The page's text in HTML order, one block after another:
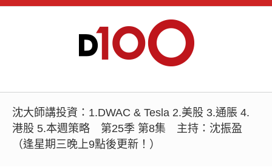
沈大師講投資：1.DWAC & Tesla 2.美股 3.通脹 4.
港股 5.本週策略 第25季 第8集 主持：沈振盈
（逢星期三晚上9點後更新！）